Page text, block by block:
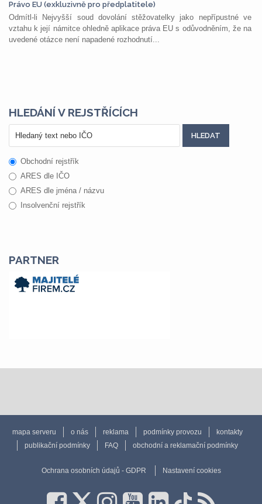
Právo EU (exkluzivně pro předplatitele)
Odmítl-li Nejvyšší soud dovolání stěžovatelky jako nepřípustné ve
vztahu k její námitce ohledně aplikace práva EU s odůvodněním, že na
uvedené otázce není napadené rozhodnutí...
HLEDÁNÍ V REJSTŘÍCÍCH
Obchodní rejstřík
ARES dle IČO
ARES dle jména / názvu
Insolvenční rejstřík
PARTNER
mapa serveru o nás reklama podmínky provozu
kontakty
publikační podmínky
FAQ obchodní a reklamační podmínky
Ochrana osobních údajů - GDPR Nastavení cookies